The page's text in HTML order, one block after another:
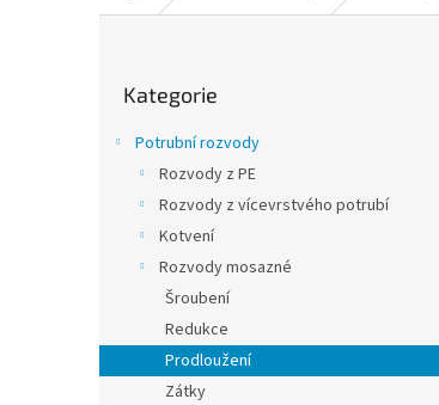
e
l
kategorie
Kategorie
Potrubní rozvody
Rozvody z PE
Rozvody z vícevrstvého potrubí
Kotvení
Rozvody mosazné
Šroubení
Redukce
Prodloužení
Zátky